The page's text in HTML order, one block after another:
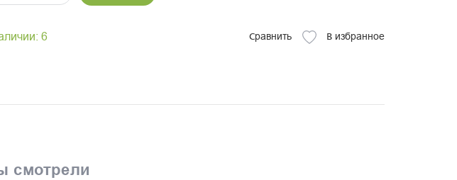
6 Сравнить В избранное
смотрели